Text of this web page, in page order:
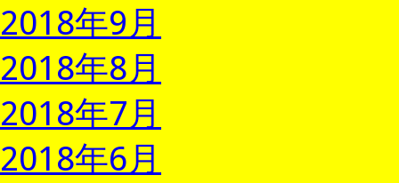
2018年9月
2018年8月
2018年7月
2018年6月